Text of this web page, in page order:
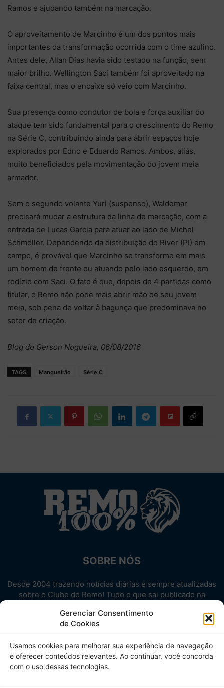
Gerenciar Consentimento
de Cookies
Usamos cookies para melhorar sua experiência de navegação
e oferecer conteúdos relevantes. Ao continuar, você concorda
com o uso dessas tecnologias.
Ramos e ajudando também na marcação.
O aproveitamento de Marcinho é um dos pontos mais
importantes da transformação ocorrida com o time azulino.
Antes dele, Allan Dias havia sido testado na função, sem
maior brilho. Wellington Saci também foi aproveitado na
faixa central, mas o encaixe só veio com Marcinho.
Sua presença como condutor de bola e força auxiliar do
ataque tem sido fundamental para o crescimento do Remo
na Série C, contribuindo ainda para abrir espaços hoje
explorados por Edno e Eduardo Ramos. Ambos, aliás,
muito beneficiados pela movimentação do jovem meia
armador.
Sem o segundo volante Yuri (suspenso), Waldemar
precisará mudar a estrutura da linha de marcação, com a
entrada de Lucas Garcia para atuar ao lado de Michel
Schmöller. Dependendo da distribuição do River (PI) em
campo, é provável que Marcinho se transforme em mais
um homem de frente ou atuando pelo lado esquerdo, em
rodízio com Saci. O fato é que, depois de 4 partidas como
titular, o Remo não pode mais abrir mão de seu jovem
meia, sob pena de voltar à bagunça que predominava no
setor de criação.
Blog do Gerson Nogueira, 06/08/2016
TAGS Mangueirão Série C
SOBRE NÓS
Desde 2004 trazendo notícias diárias e sempre atualizadas
sobre o Clube do Remo! Tudo o que sai publicado na
Aproveite! Site não-oficial.
SIGA-NOS